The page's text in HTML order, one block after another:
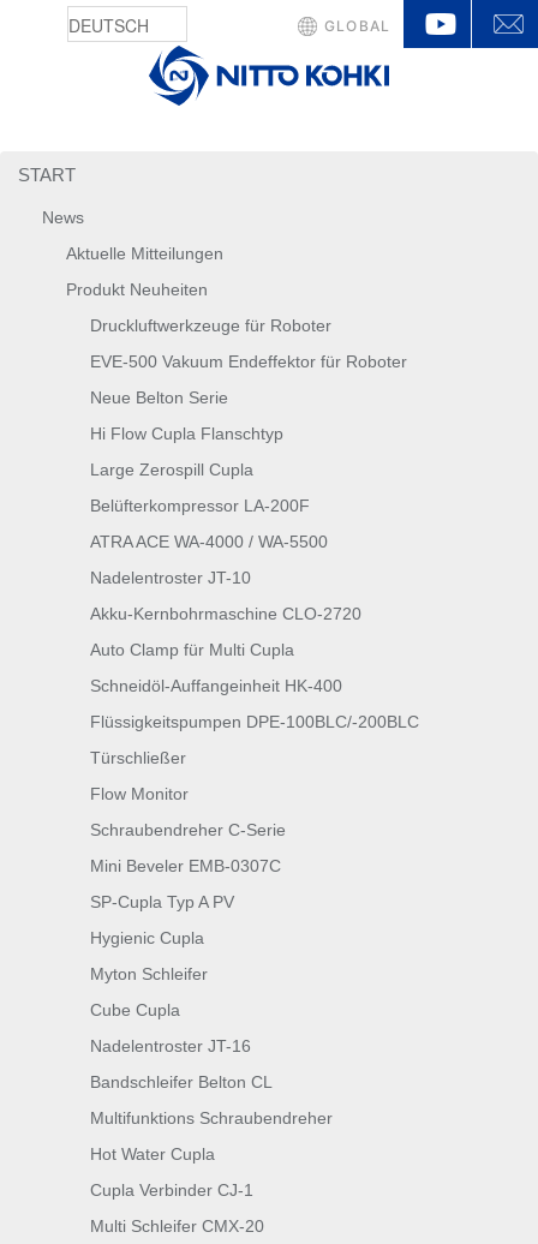
START
News
Aktuelle Mitteilungen
Produkt Neuheiten
Druckluftwerkzeuge für Roboter
EVE-500 Vakuum Endeffektor für Roboter
Neue Belton Serie
Hi Flow Cupla Flanschtyp
Large Zerospill Cupla
Belüfterkompressor LA-200F
ATRA ACE WA-4000 / WA-5500
Nadelentroster JT-10
Akku-Kernbohrmaschine CLO-2720
Auto Clamp für Multi Cupla
Schneidöl-Auffangeinheit HK-400
Flüssigkeitspumpen DPE-100BLC/-200BLC
Türschließer
Flow Monitor
Schraubendreher C-Serie
Mini Beveler EMB-0307C
SP-Cupla Typ A PV
Hygienic Cupla
Myton Schleifer
Cube Cupla
Nadelentroster JT-16
Bandschleifer Belton CL
Multifunktions Schraubendreher
Hot Water Cupla
Cupla Verbinder CJ-1
Multi Schleifer CMX-20
GLOBAL